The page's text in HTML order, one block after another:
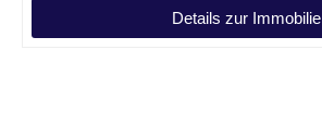
Details zur Immobilie